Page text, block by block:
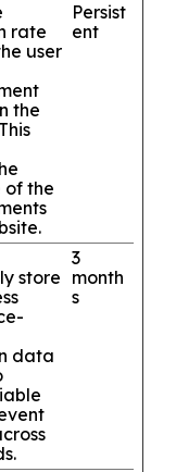
rate
user
the
of the
Persist
ent
store
data
3
month
s